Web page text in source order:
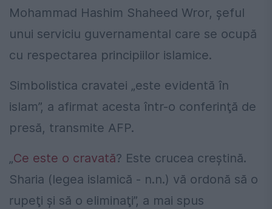
Mohammad Hashim Shaheed Wror, şeful
unui serviciu guvernamental care se ocupă
cu respectarea principiilor islamice.
Simbolistica cravatei „este evidentă în
islam”, a afirmat acesta într-o conferinţă de
presă, transmite AFP.
„Ce este o cravată? Este crucea creştină.
Sharia (legea islamică - n.n.) vă ordonă să o
rupeţi şi să o eliminaţi”, a mai spus